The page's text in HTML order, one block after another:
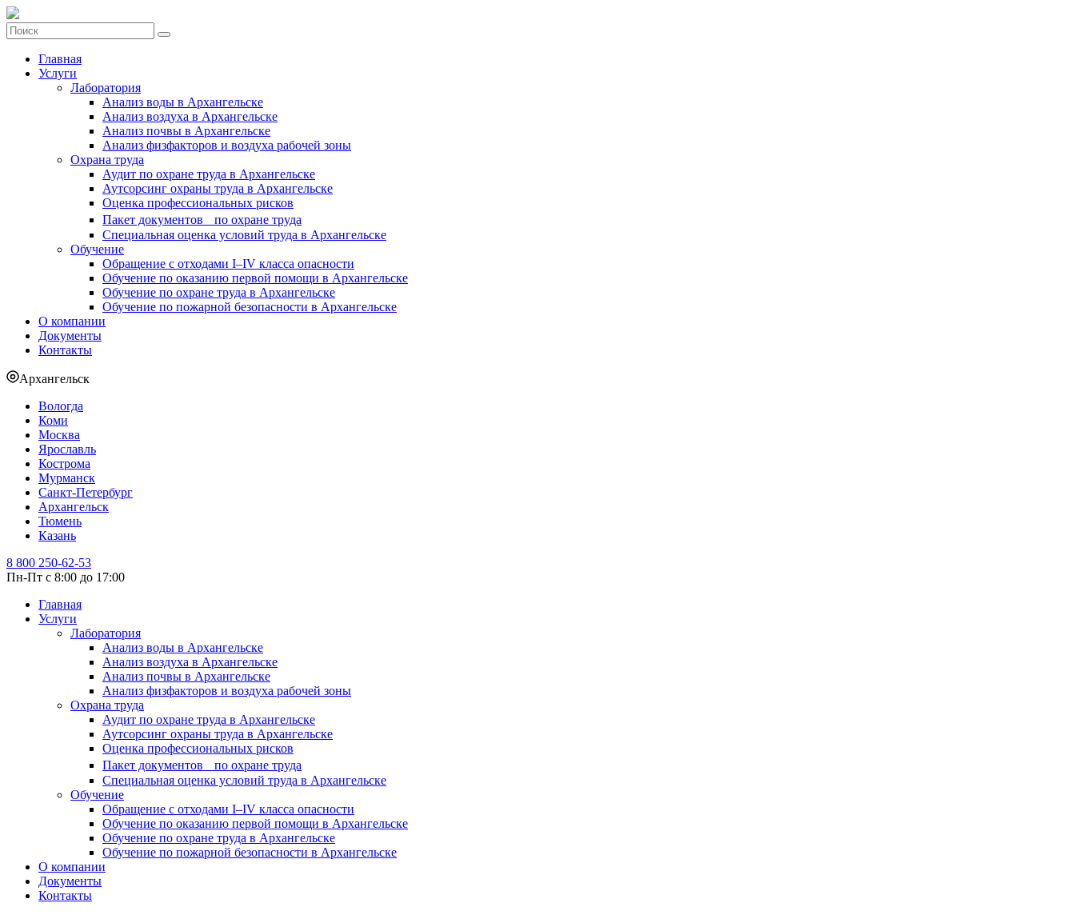
Главная
Услуги
Лаборатория
Анализ воды в Архангельске
Анализ воздуха в Архангельске
Анализ почвы в Архангельске
Анализ физфакторов и воздуха рабочей зоны
Охрана труда
Аудит по охране труда в Архангельске
Аутсорсинг охраны труда в Архангельске
Оценка профессиональных рисков
Пакет документов по охране труда
Специальная оценка условий труда в Архангельске
Обучение
Обращение с отходами I–IV класса опасности
Обучение по оказанию первой помощи в Архангельске
Обучение по охране труда в Архангельске
Обучение по пожарной безопасности в Архангельске
О компании
Документы
Контакты
Архангельск
Вологда
Коми
Москва
Ярославль
Кострома
Мурманск
Санкт-Петербург
Архангельск
Тюмень
Казань
8 800 250-62-53
Пн-Пт с 8:00 до 17:00
Главная
Услуги
Лаборатория
Анализ воды в Архангельске
Анализ воздуха в Архангельске
Анализ почвы в Архангельске
Анализ физфакторов и воздуха рабочей зоны
Охрана труда
Аудит по охране труда в Архангельске
Аутсорсинг охраны труда в Архангельске
Оценка профессиональных рисков
Пакет документов по охране труда
Специальная оценка условий труда в Архангельске
Обучение
Обращение с отходами I–IV класса опасности
Обучение по оказанию первой помощи в Архангельске
Обучение по охране труда в Архангельске
Обучение по пожарной безопасности в Архангельске
О компании
Документы
Контакты